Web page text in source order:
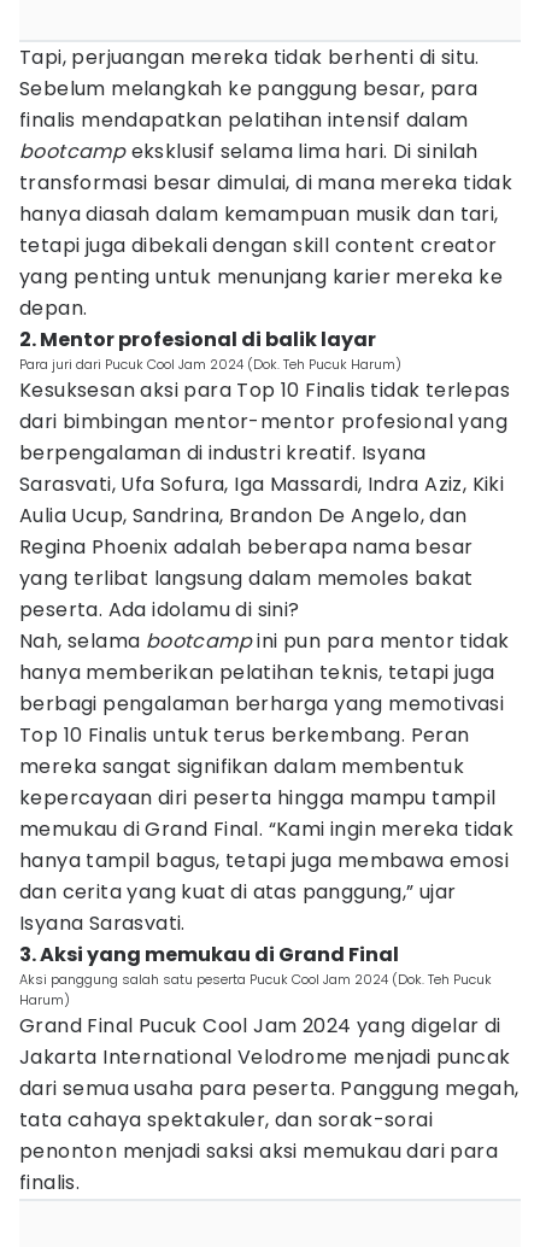
Tapi, perjuangan mereka tidak berhenti di situ.
Sebelum melangkah ke panggung besar, para
finalis mendapatkan pelatihan intensif dalam
bootcampeksklusif selama lima hari. Di sinilah
transformasi besar dimulai, di mana mereka tidak
hanya diasah dalam kemampuan musik dan tari,
tetapi juga dibekali dengan skill content creator
yang penting untuk menunjang karier mereka ke
depan.
2. Mentor profesional di balik layar
Para juri dari Pucuk Cool Jam 2024 (Dok. Teh Pucuk Harum)
Kesuksesan aksi para Top 10 Finalis tidak terlepas
dari bimbingan mentor-mentor profesional yang
berpengalaman di industri kreatif. Isyana
Sarasvati, Ufa Sofura, Iga Massardi, Indra Aziz, Kiki
Aulia Ucup, Sandrina, Brandon De Angelo, dan
Regina Phoenix adalah beberapa nama besar
yang terlibat langsung dalam memoles bakat
peserta. Ada idolamu di sini?
Nah, selama bootcampini pun para mentor tidak
hanya memberikan pelatihan teknis, tetapi juga
berbagi pengalaman berharga yang memotivasi
Top 10 Finalis untuk terus berkembang. Peran
mereka sangat signifikan dalam membentuk
kepercayaan diri peserta hingga mampu tampil
memukau di Grand Final. “Kami ingin mereka tidak
hanya tampil bagus, tetapi juga membawa emosi
dan cerita yang kuat di atas panggung,” ujar
Isyana Sarasvati.
3. Aksi yang memukau di Grand Final
Aksi panggung salah satu peserta Pucuk Cool Jam 2024 (Dok. Teh Pucuk
Harum)
Grand Final Pucuk Cool Jam 2024 yang digelar di
Jakarta International Velodrome menjadi puncak
dari semua usaha para peserta. Panggung megah,
tata cahaya spektakuler, dan sorak-sorai
penonton menjadi saksi aksi memukau dari para
finalis.